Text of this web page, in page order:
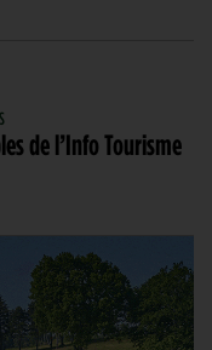
de l’Info Tourisme